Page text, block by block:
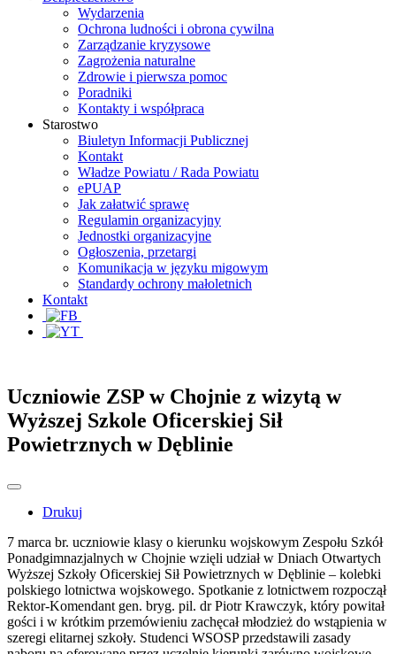
Wydarzenia
Ochrona ludności i obrona cywilna
Zarządzanie kryzysowe
Zagrożenia naturalne
Zdrowie i pierwsza pomoc
Poradniki
Kontakty i współpraca
Starostwo
Biuletyn Informacji Publicznej
Kontakt
Władze Powiatu / Rada Powiatu
ePUAP
Jak załatwić sprawę
Regulamin organizacyjny
Jednostki organizacyjne
Ogłoszenia, przetargi
Komunikacja w języku migowym
Standardy ochrony małoletnich
Kontakt
Uczniowie ZSP w Chojnie z wizytą w
Wyższej Szkole Oficerskiej Sił
Powietrznych w Dęblinie
Drukuj
7 marca br. uczniowie klasy o kierunku wojskowym Zespołu Szkół
Ponadgimnazjalnych w Chojnie wzięli udział w Dniach Otwartych
Wyższej Szkoły Oficerskiej Sił Powietrznych w Dęblinie – kolebki
polskiego lotnictwa wojskowego. Spotkanie z lotnictwem rozpoczął
Rektor-Komendant gen. bryg. pil. dr Piotr Krawczyk, który powitał
gości i w krótkim przemówieniu zachęcał młodzież do wstąpienia w
szeregi elitarnej szkoły. Studenci WSOSP przedstawili zasady